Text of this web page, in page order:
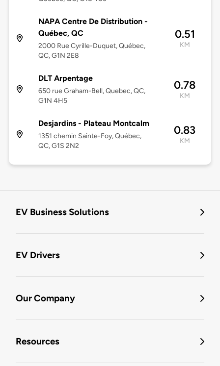
NAPA Centre De Distribution -
Québec, QC
2000 Rue Cyrille-Duquet, Québec,
QC, G1N 2E8
0.51
KM
DLT Arpentage
650 rue Graham-Bell, Quebec, QC,
G1N 4H5
0.78
KM
Desjardins - Plateau Montcalm
1351 chemin Sainte-Foy, Québec,
QC, G1S 2N2
0.83
KM
EV Business Solutions
EV Drivers
Our Company
Resources